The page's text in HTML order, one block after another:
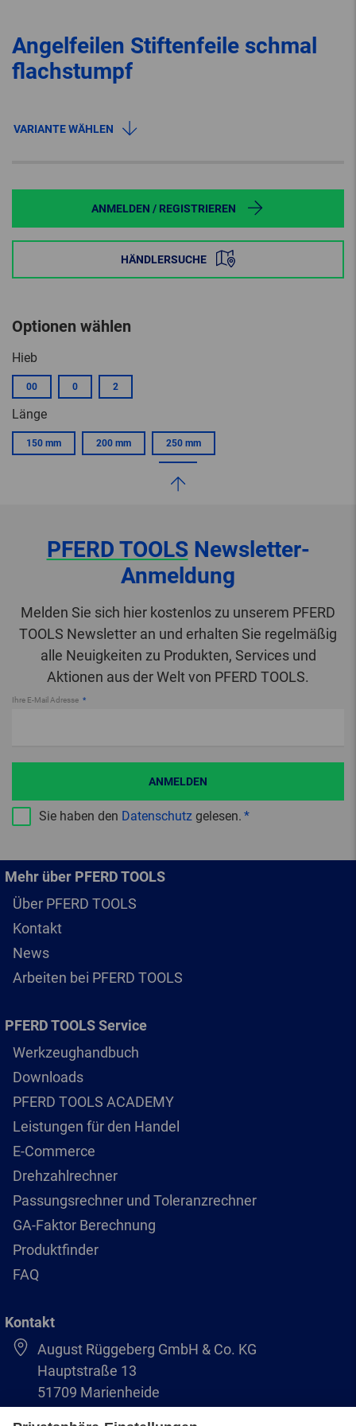
Angelfeilen Stiftenfeile schmal
flachstumpf
VARIANTE WÄHLEN
ANMELDEN / REGISTRIEREN
HÄNDLERSUCHE
Optionen wählen
Hieb
00 0 2
Länge
150 mm 200 mm 250 mm
PFERD TOOLSNewsletter-
Anmeldung
Melden Sie sich hier kostenlos zu unserem PFERD
TOOLS Newsletter an und erhalten Sie regelmäßig
alle Neuigkeiten zu Produkten, Services und
Aktionen aus der Welt von PFERD TOOLS.
Ihre E-Mail Adresse
Sie haben den Datenschutz gelesen.
ANMELDEN
Mehr über PFERD TOOLS
Über PFERD TOOLS
Kontakt
News
Arbeiten bei PFERD TOOLS
PFERD TOOLS Service
Werkzeughandbuch
Downloads
PFERD TOOLS ACADEMY
Leistungen für den Handel
E-Commerce
Drehzahlrechner
Passungsrechner und Toleranzrechner
GA-Faktor Berechnung
Produktfinder
FAQ
Kontakt
August Rüggeberg GmbH & Co. KG
Hauptstraße 13
51709 Marienheide